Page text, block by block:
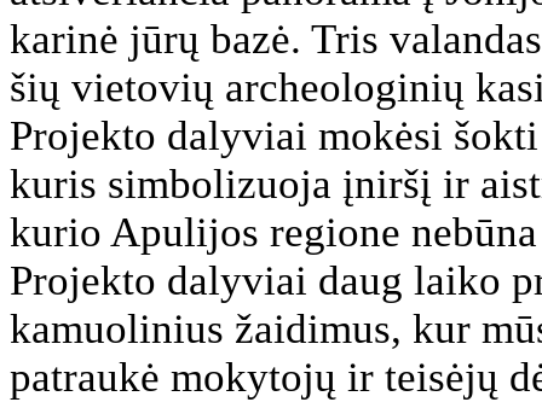
karinė jūrų bazė. Tris
šių vietovių archeologinių
Projekto dalyviai mokėsi
kuris simbolizuoja įniršį ir
kurio Apulijos regione
Projekto dalyviai daug laiko
kamuolinius žaidimus, kur
patraukė mokytojų ir teisėjų